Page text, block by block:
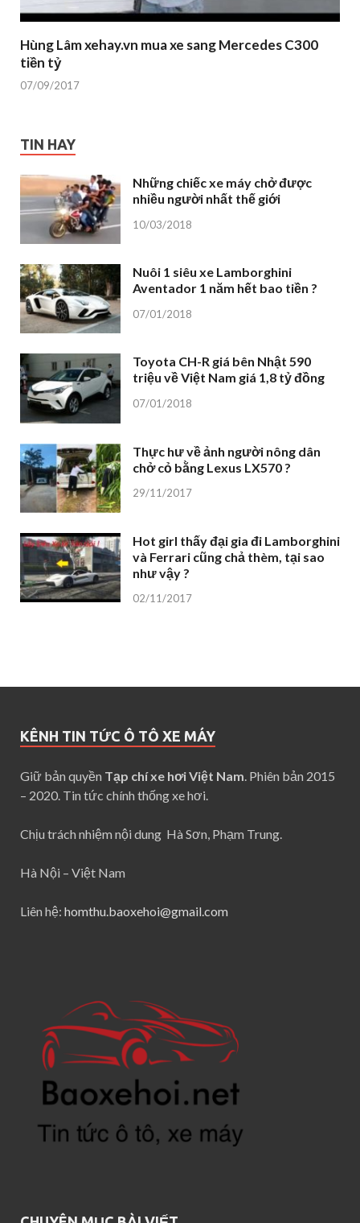
Hùng Lâm xehay.vn mua xe sang Mercedes C300
tiền tỷ
07/09/2017
TIN HAY
Những chiếc xe máy chở được
nhiều người nhất thế giới
10/03/2018
Nuôi 1 siêu xe Lamborghini
Aventador 1 năm hết bao tiền ?
07/01/2018
Toyota CH-R giá bên Nhật 590
triệu về Việt Nam giá 1,8 tỷ đồng
07/01/2018
Thực hư về ảnh người nông dân
chở cỏ bằng Lexus LX570 ?
29/11/2017
Hot girl thấy đại gia đi Lamborghini
và Ferrari cũng chả thèm, tại sao
như vậy ?
02/11/2017
KÊNH TIN TỨC Ô TÔ XE MÁY
Giữ bản quyền Tạp chí xe hơi Việt Nam. Phiên bản 2015
– 2020. Tin tức chính thống xe hơi.
Chịu trách nhiệm nội dung Hà Sơn, Phạm Trung.
Hà Nội – Việt Nam
Liên hệ: homthu.baoxehoi@gmail.com